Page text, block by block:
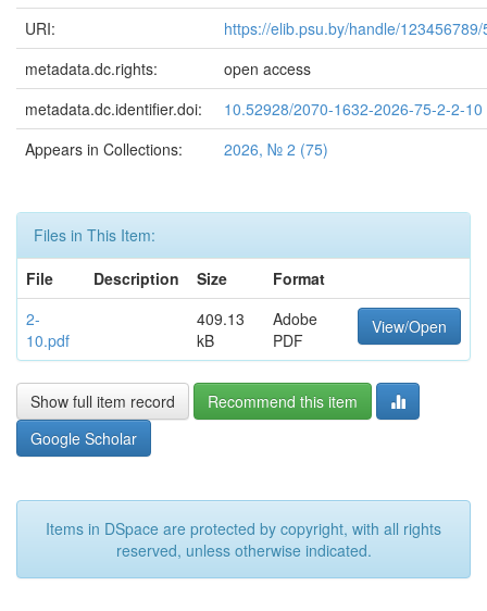
URI:
https://elib.psu.by/handle/
metadata.dc.rights:
open access
metadata.dc.identifier.doi:
10.52928/2070-1632-2026-75-2-2-10
Appears in Collections:
2026, № 2 (75)
Files in This Item:
File
Description Size
Format
2-
10.pdf
409.13
kB
Adobe
PDF
View/Open
Show full item record
Recommend this item
Google Scholar
Items in DSpace are protected by copyright, with all rights
reserved, unless otherwise indicated.